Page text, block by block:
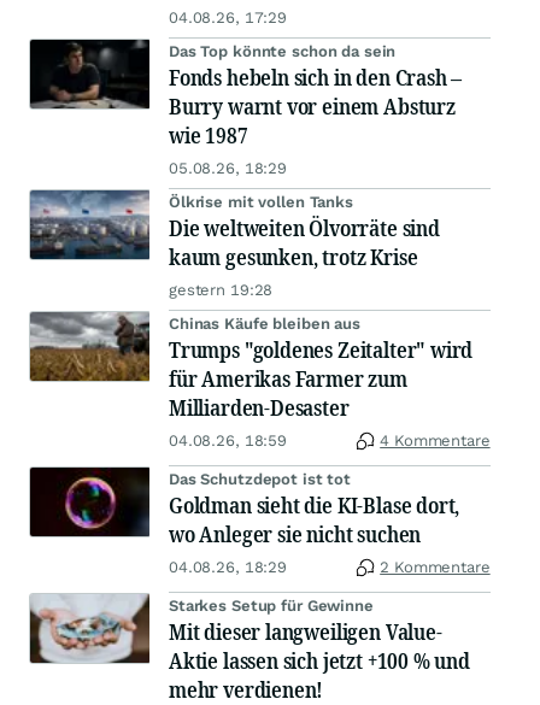
04.08.26, 17:29
Das Top könnte schon da sein
Fonds hebeln sich in den Crash –
Burry warnt vor einem Absturz
wie 1987
05.08.26, 18:29
Ölkrise mit vollen Tanks
Die weltweiten Ölvorräte sind
kaum gesunken, trotz Krise
gestern 19:28
Chinas Käufe bleiben aus
Trumps "goldenes Zeitalter" wird
für Amerikas Farmer zum
Milliarden-Desaster
04.08.26, 18:59 4 Kommentare
Das Schutzdepot ist tot
Goldman sieht die KI-Blase dort,
wo Anleger sie nicht suchen
04.08.26, 18:29 2 Kommentare
Starkes Setup für Gewinne
Mit dieser langweiligen Value-
Aktie lassen sich jetzt +100 % und
mehr verdienen!